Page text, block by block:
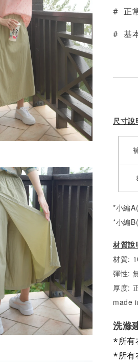
# 正
# 基
尺寸說
*小編
*小編
材質說
材質:
彈性:
厚度:
made
洗滌
*所有
*所有